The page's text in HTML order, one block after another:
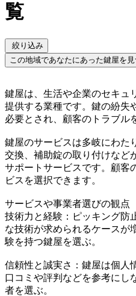
覧
絞り込み
この地域であなたにあった鍵屋を
鍵屋は、生活や企業のセキュ
提供する業種です。鍵の紛失
必要とされ、顧客のトラブル
鍵屋のサービスは多岐にわた
交換、補助錠の取り付けなど
サポートサービスです。顧客
ビスを選択できます。
サービスや事業者選びの観点
技術力と経験：ピッキング防
な技術が求められるケースが
験を持つ鍵屋を選ぶ。
信頼性と誠実さ：鍵屋は個人
口コミや評判などを参考にし
者を選ぶ。